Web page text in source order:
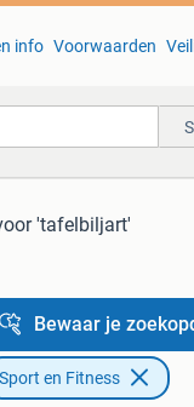
info Voorwaarden
'tafelbiljart'
Bewaar je
Sport en Fitness